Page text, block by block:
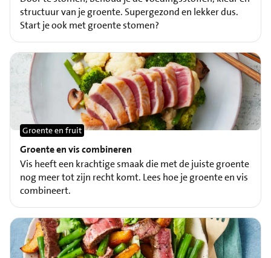
structuur van je groente. Supergezond en lekker dus.
Start je ook met groente stomen?
Groente en vis combineren
Groente en fruit
Vis heeft een krachtige smaak die met de juiste groente
nog meer tot zijn recht komt. Lees hoe je groente en vis
combineert.